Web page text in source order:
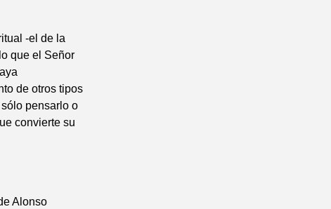
-el de la
que el Señor
de otros tipos
pensarlo o
convierte su
Alonso